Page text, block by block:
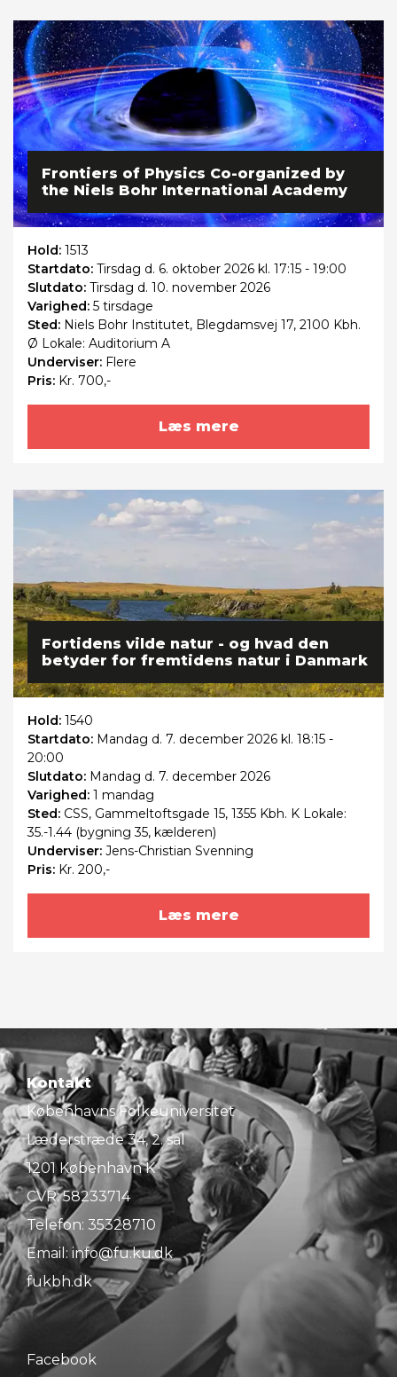
Frontiers of Physics Co-organized by
the Niels Bohr International Academy
Hold: 1513
Startdato: Tirsdag d. 6. oktober 2026 kl. 17:15 - 19:00
Slutdato: Tirsdag d. 10. november 2026
Varighed: 5 tirsdage
Sted: Niels Bohr Institutet, Blegdamsvej 17, 2100 Kbh.
Ø Lokale: Auditorium A
Underviser: Flere
Pris: Kr. 700,-
Læs mere
Fortidens vilde natur - og hvad den
betyder for fremtidens natur i Danmark
Hold: 1540
Startdato: Mandag d. 7. december 2026 kl. 18:15 -
20:00
Slutdato: Mandag d. 7. december 2026
Varighed: 1 mandag
Sted: CSS, Gammeltoftsgade 15, 1355 Kbh. K Lokale:
35.-1.44 (bygning 35, kælderen)
Underviser: Jens-Christian Svenning
Pris: Kr. 200,-
Læs mere
Kontakt
Københavns Folkeuniversitet
Læderstræde 34, 2. sal
1201 København K
CVR: 58233714
Telefon: 35328710
Email: info@fu.ku.dk
fukbh.dk
Facebook